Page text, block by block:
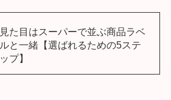
見た目はスーパーで並ぶ商品ラベ
ルと一緒【選ばれるための5ステ
ップ】